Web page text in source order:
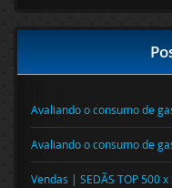
Avaliando o consumo de
Avaliando o consumo de
Vendas | SEDÃS TOP 500